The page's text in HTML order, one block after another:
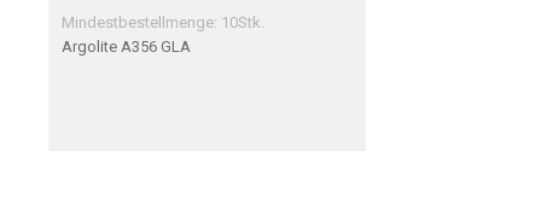
Mindestbestellmenge: 10Stk.
Argolite A356 GLA